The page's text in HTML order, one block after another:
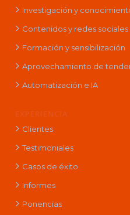
Investigación y
Contenidos y redes sociales
Formación y sensibilización
Aprovechamiento de
Automatización e IA
EXPERIENCIA
Clientes
Testimoniales
Casos de éxito
Informes
Ponencias